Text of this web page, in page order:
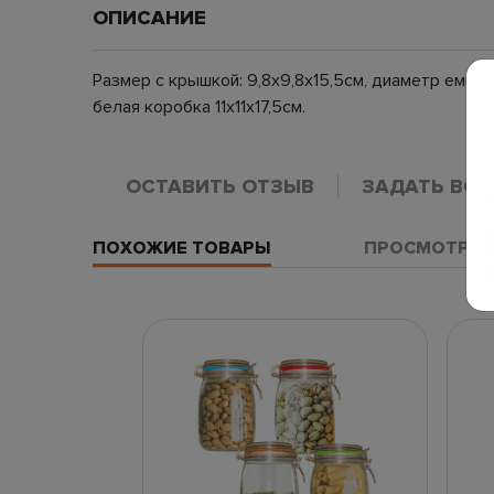
ОПИСАНИЕ
Размер с крышкой: 9,8х9,8х15,5см, диаметр
белая коробка 11х11х17,5см.
ОСТАВИТЬ ОТЗЫВ ЗАДАТЬ
ПОХОЖИЕ ТОВАРЫ